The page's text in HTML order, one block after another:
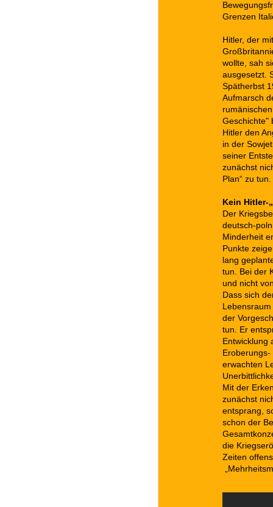
Grenzen
Hitler, der
wollte, sah
ausgesetzt.
Spätherbst
Aufmarsch
Geschichte"
Hitler den
in der
seiner
zunächst
Plan“ zu tun.
Kein Hitler-
Der
deutsch-
Minderheit
Punkte
lang
tun. Bei der
und nicht
Dass sich
der
tun. Er
Entwicklung
erwachten
Mit der
zunächst
entsprang,
schon der
die
Zeiten